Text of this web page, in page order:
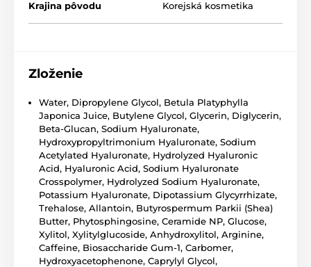
Krajina pôvodu Korejská kosmetika
Zloženie
Water, Dipropylene Glycol, Betula Platyphylla
Japonica Juice, Butylene Glycol, Glycerin, Diglycerin,
Beta-Glucan, Sodium Hyaluronate,
Hydroxypropyltrimonium Hyaluronate, Sodium
Acetylated Hyaluronate, Hydrolyzed Hyaluronic
Acid, Hyaluronic Acid, Sodium Hyaluronate
Crosspolymer, Hydrolyzed Sodium Hyaluronate,
Potassium Hyaluronate, Dipotassium Glycyrrhizate,
Trehalose, Allantoin, Butyrospermum Parkii (Shea)
Butter, Phytosphingosine, Ceramide NP, Glucose,
Xylitol, Xylitylglucoside, Anhydroxylitol, Arginine,
Caffeine, Biosaccharide Gum-1, Carbomer,
Hydroxyacetophenone, Caprylyl Glycol,